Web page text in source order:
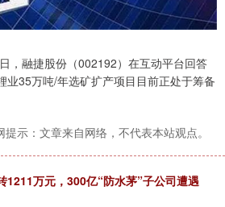
融捷股份（002192）在互动平台回答
业35万吨/年选矿扩产项目目前正处于筹备
提示：文章来自网络，不代表本站观点。
1211万元，300亿“防水茅”子公司遭遇